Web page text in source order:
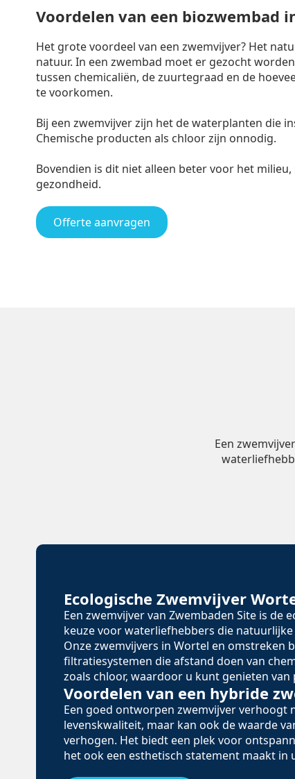
Voordelen van een biozwembad
Het grote voordeel van een zwemvijver? Het
natuur. In een zwembad moet er gezocht
tussen chemicaliën, de zuurtegraad en de
te voorkomen.
Bij een zwemvijver zijn het de waterplanten die
Chemische producten als chloor zijn onnodig.
Bovendien is dit niet alleen beter voor het
gezondheid.
Offerte aanvragen
Een
Ecologische Zwemvijver
Een zwemvijver van Zwembaden Site is de
keuze voor waterliefhebbers die
Onze zwemvijvers in Wortel en omstreken
filtratiesystemen die afstand doen van
zoals chloor, waardoor u kunt genieten van
Voordelen van een hybride
Een goed ontworpen zwemvijver verhoogt
levenskwaliteit, maar kan ook de waarde
verhogen. Het biedt een plek voor
het ook een esthetisch statement maakt in